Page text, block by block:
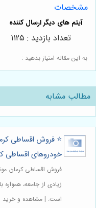
مشخصات
به این مقاله امتیاز بدهید :
تعداد بازدید : 1125
مطالب مشابه
⭐️ فروش اقساطی
خودروهای اقساطی
فروش اقساطی کرمان
زیادی از جامعه،
است. | مشاهده و خرید